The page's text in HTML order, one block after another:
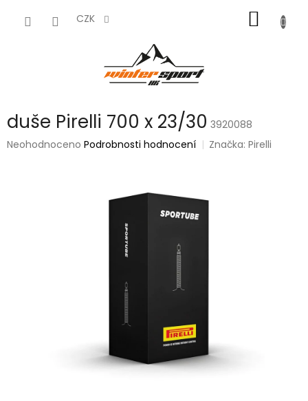
CZK
KOŠÍK
duše Pirelli 700 x 23/30 3920088
Průměrné
Neohodnoceno Podrobnosti hodnocení Značka:Pirelli